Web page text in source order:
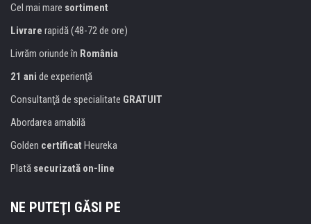
Cel mai mare sortiment
Livrare rapidă (48-72 de ore)
Livrăm oriunde în România
21 ani de experienţă
Consultanţă de specialitate GRATUIT
Abordarea amabilă
Golden certificat Heureka
Plată securizată on-line
NE PUTEŢI GĂSI PE